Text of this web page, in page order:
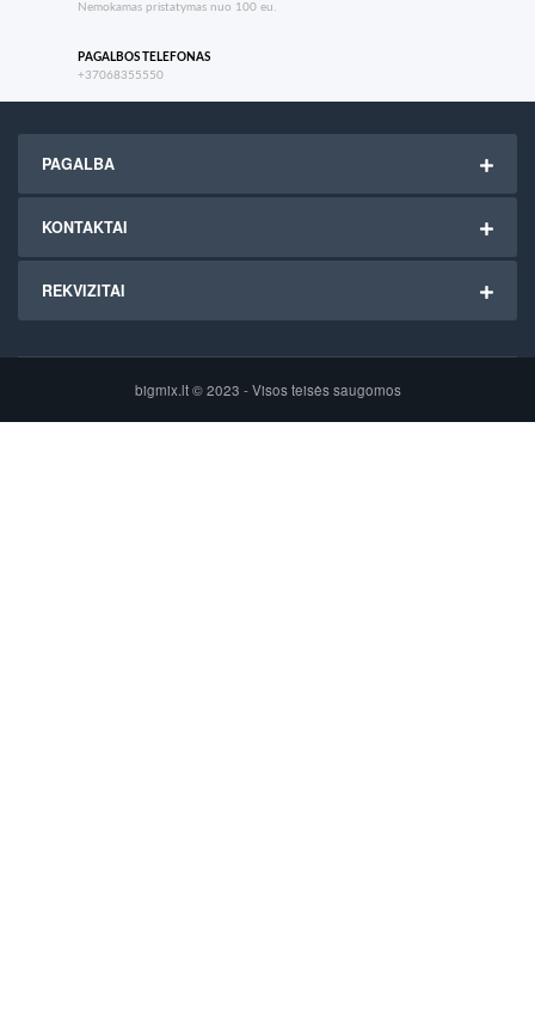
Nemokamas pristatymas nuo 100 eu.
PAGALBOS TELEFONAS
+37068355550
PAGALBA
KONTAKTAI
REKVIZITAI
bigmix.lt © 2023 - Visos teisės saugomos